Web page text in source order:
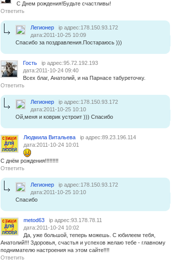
С Днем рождения!Будьте счастливы!
Ответить
Легионер
ip адрес:178.150.93.172
дата:2011-10-25 10:09
Спасибо за поздравления.Постараюсь )))
Гость
ip адрес:95.72.192.193
дата:2011-10-24 09:40
Всех благ, Анатолий, и на Парнасе табуреточку.
Ответить
Легионер
ip адрес:178.150.93.172
дата:2011-10-25 10:10
Ой,меня и коврик устроит ))) Спасибо
Людмила Витальева
ip адрес:89.23.196.114
дата:2011-10-24 10:01
С днём рождения!!!!!!!!!
Ответить
Легионер
ip адрес:178.150.93.172
дата:2011-10-25 10:10
Спасибо
metod63
ip адрес:93.178.78.11
дата:2011-10-24 10:02
Да, уже большой, теперь можешь. С юбилеем тебя,
Анатолий!!! Здоровья, счастья и успехов желаю тебе - главному
поднимателю настроения на этом сайте!!!!
Ответить